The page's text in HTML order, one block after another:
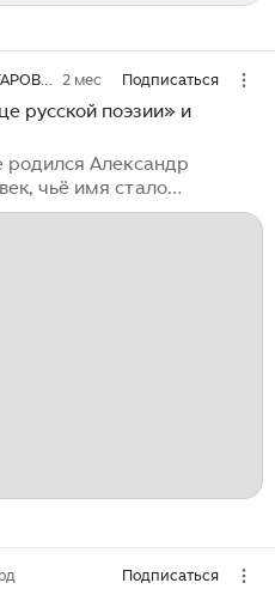
2 мес Подписаться
русской поэзии» и
родился Александр
чьё имя стало
Подписаться